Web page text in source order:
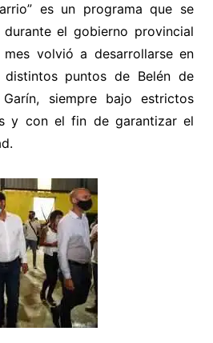
es un programa que se
el gobierno provincial
volvió a desarrollarse en
puntos de Belén de
siempre bajo estrictos
y con el fin de garantizar el